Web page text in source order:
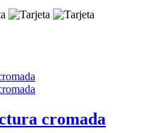
cromada